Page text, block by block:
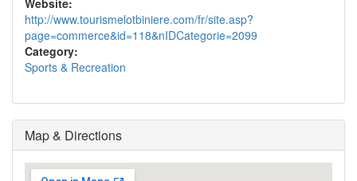
Website:
http://www.tourismelotbiniere.com/fr/site.asp?
page=commerce&id=118&nIDCategorie=2099
Category:
Sports & Recreation
Map & Directions